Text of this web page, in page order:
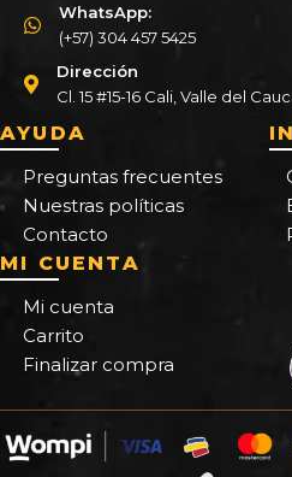
WhatsApp:
(+57) 304 457 5425
Dirección
Cl. 15 #15-16 Cali, Valle del
AYUDA
Preguntas frecuentes
Nuestras políticas
Contacto
MI CUENTA
Mi cuenta
Carrito
Finalizar compra